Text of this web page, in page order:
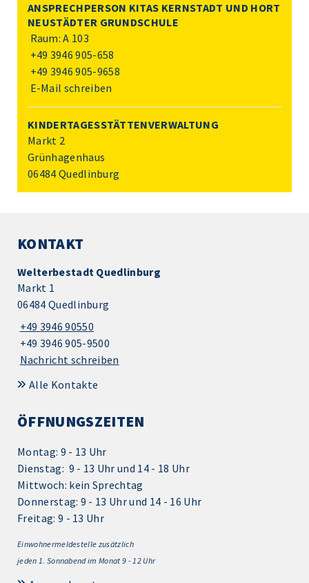
ANSPRECHPERSON KITAS KERNSTADT UND HORT
NEUSTÄDTER GRUNDSCHULE
Raum: A 103
+49 3946 905-658
+49 3946 905-9658
E-Mail schreiben
KINDERTAGESSTÄTTENVERWALTUNG
Markt 2
Grünhagenhaus
06484 Quedlinburg
KONTAKT
Welterbestadt Quedlinburg
Markt 1
06484 Quedlinburg
+49 3946 90550
+49 3946 905-9500
Nachricht schreiben
Alle Kontakte
ÖFFNUNGSZEITEN
Montag: 9 - 13 Uhr
Dienstag: 9 - 13 Uhr und 14 - 18 Uhr
Mittwoch: kein Sprechtag
Donnerstag: 9 - 13 Uhr und 14 - 16 Uhr
Freitag: 9 - 13 Uhr
Einwohnermeldestelle zusätzlich
jeden 1. Sonnabend im Monat 9 - 12 Uhr